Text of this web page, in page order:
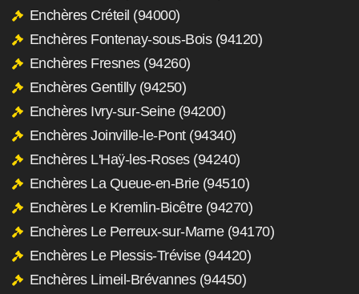
Enchères Créteil (94000)
Enchères Fontenay-sous-Bois (94120)
Enchères Fresnes (94260)
Enchères Gentilly (94250)
Enchères Ivry-sur-Seine (94200)
Enchères Joinville-le-Pont (94340)
Enchères L'Haÿ-les-Roses (94240)
Enchères La Queue-en-Brie (94510)
Enchères Le Kremlin-Bicêtre (94270)
Enchères Le Perreux-sur-Marne (94170)
Enchères Le Plessis-Trévise (94420)
Enchères Limeil-Brévannes (94450)